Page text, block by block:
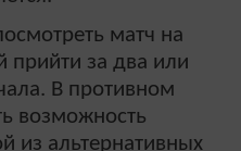
матч на
прийти за два или
В противном
возможность
из альтернативных